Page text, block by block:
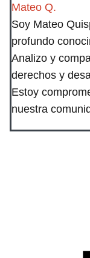
Mateo Q.
Soy Mateo
profundo
Analizo y
derechos y
Estoy
nuestra